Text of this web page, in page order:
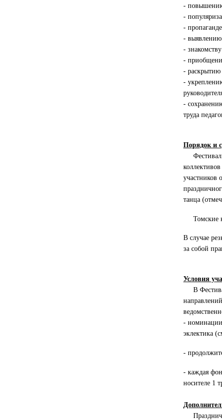
- повышению
-
-
- выявлению
-
-
- раскрытию
-
-
труда
Порядок и
Фестиваль
участников
танца
Томские
В случае
за собой
Условия
В
-
эклектика
-
- каждая
носителе 1